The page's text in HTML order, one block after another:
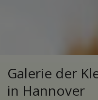
Galerie der
in Hannover